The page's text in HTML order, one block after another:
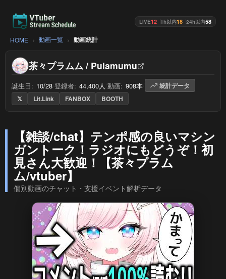
LIVE12 1h以内18 24h以内58
HOME 動画一覧 動画統計
茶々プラムム / Pulamumu
誕生日: 10/28 登録者: 44,400人 動画: 908本
統計データ
𝕏
Lit.Link FANBOX BOOTH
【雑談/chat】テンポ感の良いマシン
ガントーク！ラジオにもどうぞ！初
見さん大歓迎！【茶々プラム
ム/vtuber】
個別動画のチャット・支援イベント解析データ